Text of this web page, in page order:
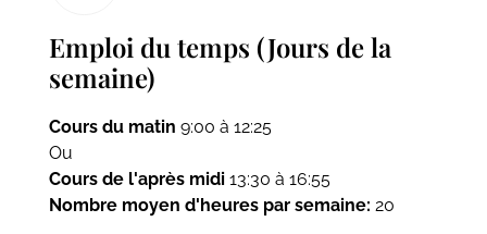
Emploi du temps (Jours de la
semaine)
Cours du matin 9:00 à 12:25
Ou
Cours de l'après midi13:30 à 16:55
Nombre moyen d'heures par semaine: 20